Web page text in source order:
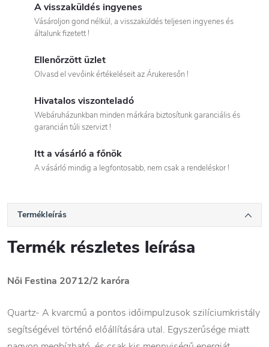
A visszaküldés ingyenes
Vásároljon gond nélkül, a visszaküldés teljesen ingyenes és
általunk fizetett !
Ellenőrzött üzlet
Olvasd el vevőink értékeléseit az Árukeresőn !
Hivatalos viszonteladó
Webáruházunkban minden márkára biztosítunk garanciális és
garancián túli szervizt !
Itt a vásárló a főnök
A vásárló mindig a legfontosabb, nem csak a rendeléskor !
Termékleírás
Termék részletes leírása
Női Festina 20712/2 karóra
Quartz- A kvarcmű a pontos időimpulzusok szilíciumkristály
segítségével történő előállítására utal. Egyszerűsége miatt